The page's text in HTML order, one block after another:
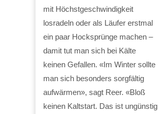
mit Höchstgeschwindigkeit
losradeln oder als Läufer erstmal
ein paar Hocksprünge machen –
damit tut man sich bei Kälte
keinen Gefallen. «Im Winter sollte
man sich besonders sorgfältig
aufwärmen», sagt Reer. «Bloß
keinen Kaltstart. Das ist ungünstig